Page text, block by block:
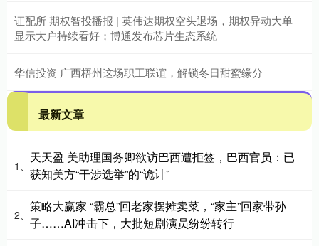
证配所 期权智投播报 | 英伟达期权空头退场，期权异动大单
显示大户持续看好；博通发布芯片生态系统
华信投资 广西梧州这场职工联谊，解锁冬日甜蜜缘分
最新文章
1、
天天盈 美助理国务卿欲访巴西遭拒签，巴西官员：已
获知美方“干涉选举”的“诡计”
2、
策略大赢家 “霸总”回老家摆摊卖菜，“家主”回家带孙
子……AI冲击下，大批短剧演员纷纷转行